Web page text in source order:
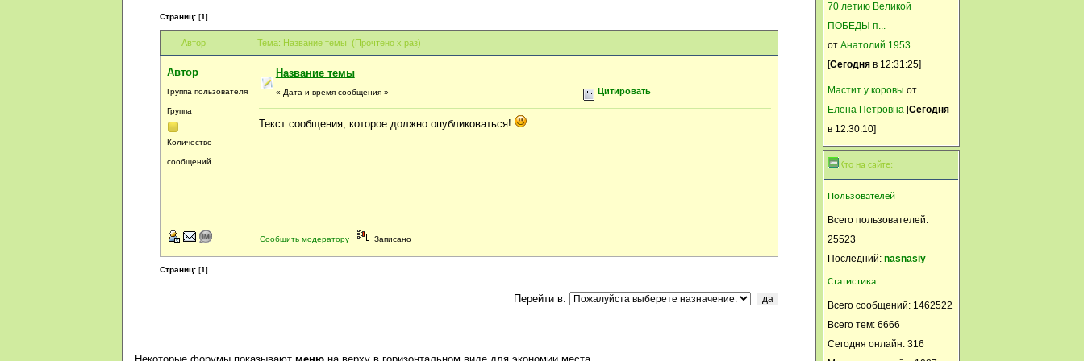
Страниц:[1]
Автор Тема: Название темы (Прочтено x раз)
Автор
Группа пользователя
Группа
Количество
сообщений
Название темы
« Дата и время сообщения » Цитировать
Текст сообщения, которое должно опубликоваться!
Сообщить модератору Записано
Страниц:[1]
Перейти в:
11 Март, 2015, 20:18:20
В Москве 13-14 было.
Анатолий 1953
11 Март, 2015, 14:18:35
тем кому обязаны жизнью
10 Март, 2015, 20:11:12
У нас +11 Весна почтии
Камуфляж
10 Март, 2015, 17:24:47
Теперь на работу "по
70 летию Великой
ПОБЕДЫ п...
от Анатолий 1953
[Сегодня в 12:31:25]
Мастит у коровы от
Елена Петровна [Сегодня
в 12:30:10]
Кто на сайте:
Пользователей
Всего пользователей:
25523
Последний: nasnasiy
Статистика
Всего сообщений: 1462522
Всего тем: 6666
Сегодня онлайн: 316